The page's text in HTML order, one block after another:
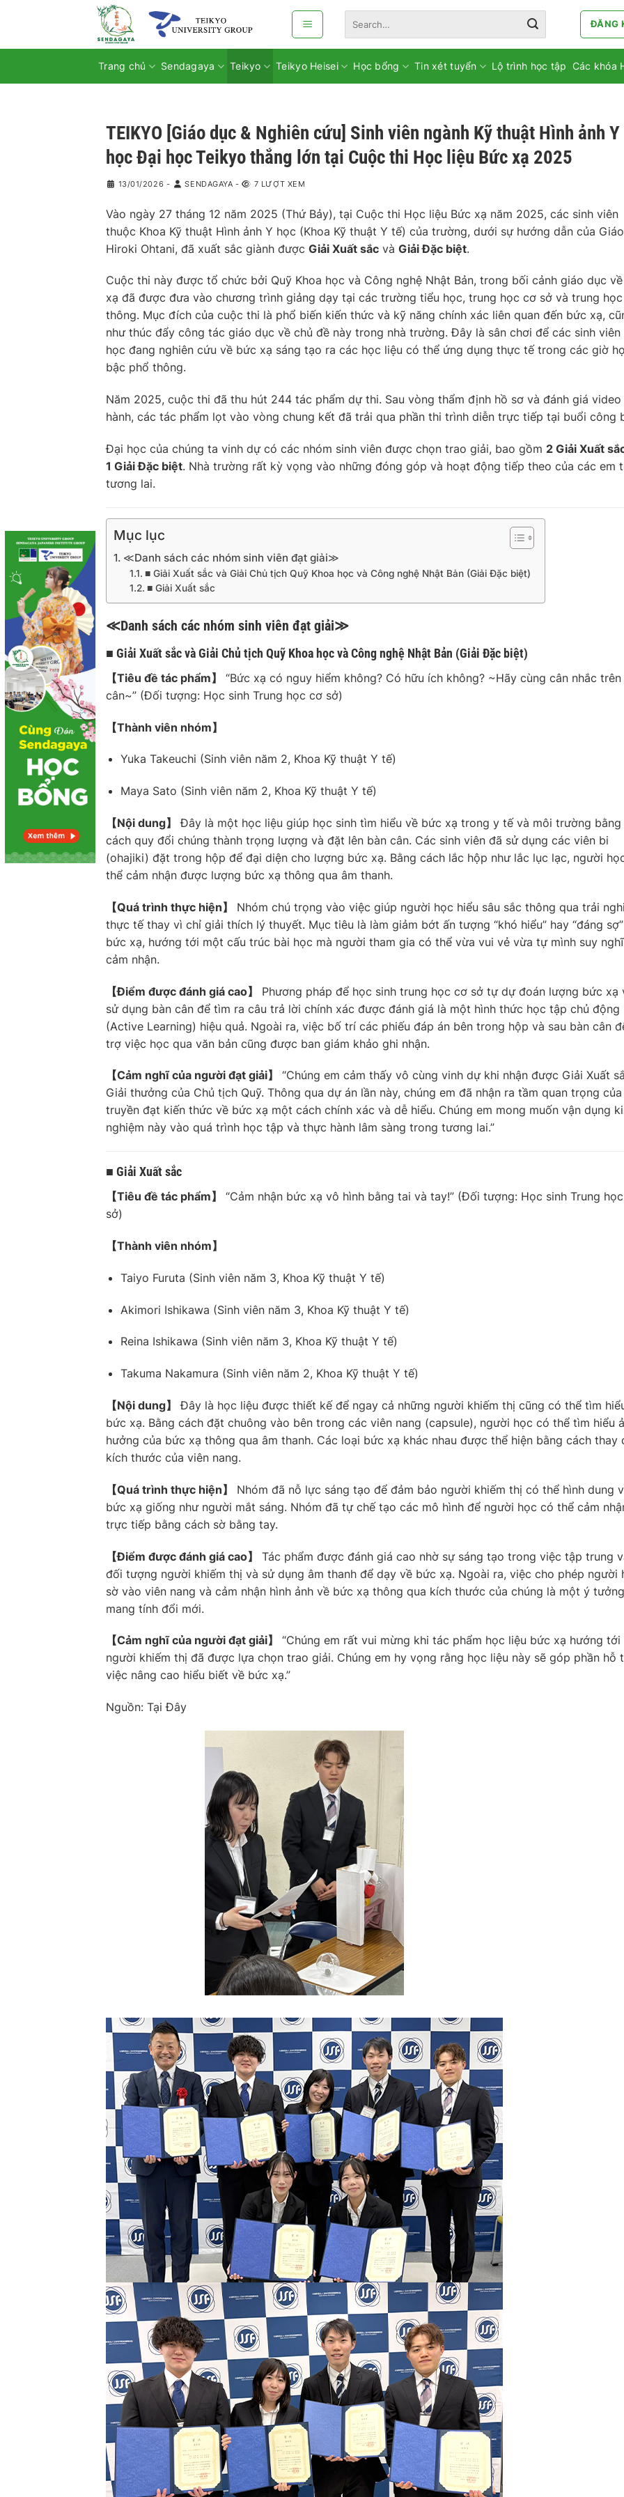
for:
ĐĂNG
Trang chủ Sendagaya Teikyo Teikyo Heisei Học bổng Tin xét tuyển Lộ trình học tập Các khóa
TEIKYO [Giáo dục & Nghiên cứu] Sinh viên ngành Kỹ thuật Hình ảnh Y
học Đại học Teikyo thắng lớn tại Cuộc thi Học liệu Bức xạ 2025
13/01/2026 - SENDAGAYA - 7 LƯỢT XEM
Vào ngày 27 tháng 12 năm 2025 (Thứ Bảy), tại Cuộc thi Học liệu Bức xạ năm 2025, các sinh viên
thuộc Khoa Kỹ thuật Hình ảnh Y học (Khoa Kỹ thuật Y tế) của trường, dưới sự hướng dẫn của
Hiroki Ohtani, đã xuất sắc giành được Giải Xuất sắc và Giải Đặc biệt.
Cuộc thi này được tổ chức bởi Quỹ Khoa học và Công nghệ Nhật Bản, trong bối cảnh giáo dục
xạ đã được đưa vào chương trình giảng dạy tại các trường tiểu học, trung học cơ sở và trung
thông. Mục đích của cuộc thi là phổ biến kiến thức và kỹ năng chính xác liên quan đến bức xạ,
như thúc đẩy công tác giáo dục về chủ đề này trong nhà trường. Đây là sân chơi để các sinh viên
học đang nghiên cứu về bức xạ sáng tạo ra các học liệu có thể ứng dụng thực tế trong các giờ
bậc phổ thông.
Năm 2025, cuộc thi đã thu hút 244 tác phẩm dự thi. Sau vòng thẩm định hồ sơ và đánh giá
hành, các tác phẩm lọt vào vòng chung kết đã trải qua phần thi trình diễn trực tiếp tại buổi công
Đại học của chúng ta vinh dự có các nhóm sinh viên được chọn trao giải, bao gồm 2 Giải Xuất
1 Giải Đặc biệt. Nhà trường rất kỳ vọng vào những đóng góp và hoạt động tiếp theo của các em
tương lai.
Mục lục
≪Danh sách các nhóm sinh viên đạt giải≫
■ Giải Xuất sắc và Giải Chủ tịch Quỹ Khoa học và Công nghệ Nhật Bản (Giải Đặc biệt)
■ Giải Xuất sắc
≪Danh sách các nhóm sinh viên đạt giải≫
■ Giải Xuất sắc và Giải Chủ tịch Quỹ Khoa học và Công nghệ Nhật Bản (Giải Đặc biệt)
【Tiêu đề tác phẩm】
“Bức xạ có nguy hiểm không? Có hữu ích không? ~Hãy cùng cân nhắc trên
cân~” (Đối tượng: Học sinh Trung học cơ sở)
【Thành viên nhóm】
Yuka Takeuchi (Sinh viên năm 2, Khoa Kỹ thuật Y tế)
Maya Sato (Sinh viên năm 2, Khoa Kỹ thuật Y tế)
【Nội dung】
Đây là một học liệu giúp học sinh tìm hiểu về bức xạ trong y tế và môi trường bằng
cách quy đổi chúng thành trọng lượng và đặt lên bàn cân. Các sinh viên đã sử dụng các viên bi
(ohajiki) đặt trong hộp để đại diện cho lượng bức xạ. Bằng cách lắc hộp như lắc lục lạc, người
thể cảm nhận được lượng bức xạ thông qua âm thanh.
【Quá trình thực hiện】
Nhóm chú trọng vào việc giúp người học hiểu sâu sắc thông qua trải
thực tế thay vì chỉ giải thích lý thuyết. Mục tiêu là làm giảm bớt ấn tượng “khó hiểu” hay “đáng
bức xạ, hướng tới một cấu trúc bài học mà người tham gia có thể vừa vui vẻ vừa tự mình suy
cảm nhận.
【Điểm được đánh giá cao】
Phương pháp để học sinh trung học cơ sở tự dự đoán lượng bức xạ
sử dụng bàn cân để tìm ra câu trả lời chính xác được đánh giá là một hình thức học tập chủ động
(Active Learning) hiệu quả. Ngoài ra, việc bố trí các phiếu đáp án bên trong hộp và sau bàn cân
trợ việc học qua văn bản cũng được ban giám khảo ghi nhận.
【Cảm nghĩ của người đạt giải】
“Chúng em cảm thấy vô cùng vinh dự khi nhận được Giải Xuất
Giải thưởng của Chủ tịch Quỹ. Thông qua dự án lần này, chúng em đã nhận ra tầm quan trọng
truyền đạt kiến thức về bức xạ một cách chính xác và dễ hiểu. Chúng em mong muốn vận dụng
nghiệm này vào quá trình học tập và thực hành lâm sàng trong tương lai.”
■ Giải Xuất sắc
【Tiêu đề tác phẩm】 “Cảm nhận bức xạ vô hình bằng tai và tay!” (Đối tượng: Học sinh Trung
sở)
【Thành viên nhóm】
Taiyo Furuta (Sinh viên năm 3, Khoa Kỹ thuật Y tế)
Akimori Ishikawa (Sinh viên năm 3, Khoa Kỹ thuật Y tế)
Reina Ishikawa (Sinh viên năm 3, Khoa Kỹ thuật Y tế)
Takuma Nakamura (Sinh viên năm 2, Khoa Kỹ thuật Y tế)
【Nội dung】
Đây là học liệu được thiết kế để ngay cả những người khiếm thị cũng có thể tìm
bức xạ. Bằng cách đặt chuông vào bên trong các viên nang (capsule), người học có thể tìm hiểu
hưởng của bức xạ thông qua âm thanh. Các loại bức xạ khác nhau được thể hiện bằng cách thay
kích thước của viên nang.
【Quá trình thực hiện】
Nhóm đã nỗ lực sáng tạo để đảm bảo người khiếm thị có thể hình dung
bức xạ giống như người mắt sáng. Nhóm đã tự chế tạo các mô hình để người học có thể cảm
trực tiếp bằng cách sờ bằng tay.
【Điểm được đánh giá cao】
Tác phẩm được đánh giá cao nhờ sự sáng tạo trong việc tập trung
đối tượng người khiếm thị và sử dụng âm thanh để dạy về bức xạ. Ngoài ra, việc cho phép người
sờ vào viên nang và cảm nhận hình ảnh về bức xạ thông qua kích thước của chúng là một ý tưởng
mang tính đổi mới.
【Cảm nghĩ của người đạt giải】
“Chúng em rất vui mừng khi tác phẩm học liệu bức xạ hướng tới
người khiếm thị đã được lựa chọn trao giải. Chúng em hy vọng rằng học liệu này sẽ góp phần hỗ
việc nâng cao hiểu biết về bức xạ.”
Nguồn: Tại Đây